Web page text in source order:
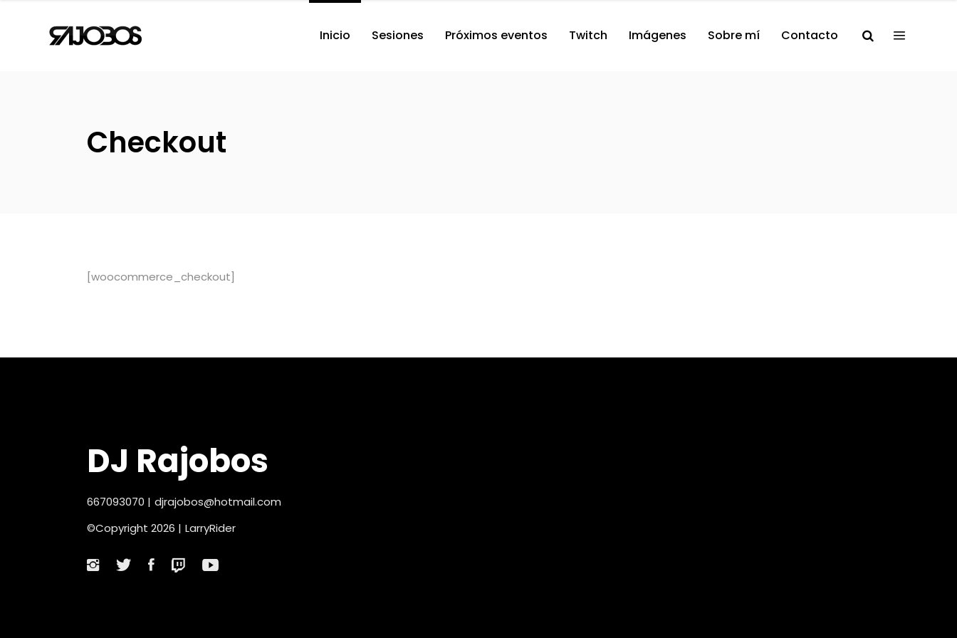
Inicio Sesiones Próximos eventos Twitch Imágenes Sobre mí Contacto
Checkout
[woocommerce_checkout]
DJ Rajobos
667093070 | djrajobos@hotmail.com
©Copyright 2026 | LarryRider